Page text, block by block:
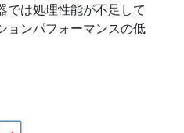
では処理性能が不足して
ョンパフォーマンスの低